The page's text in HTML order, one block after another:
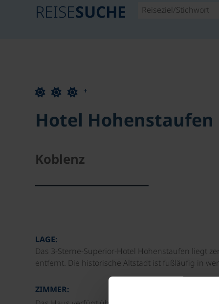
REISESUCHE
+
Hotel Hohenstaufen
Koblenz
LAGE:
Das 3-Sterne-Superior-Hotel Hohenstaufen liegt
entfernt. Die historische Altstadt ist fußläufig in
ZIMMER: